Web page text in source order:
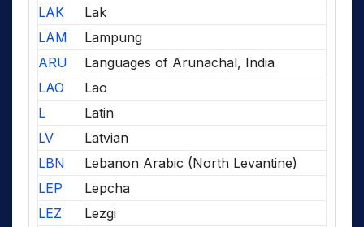
LAK
Lak
LAM
Lampung
ARU
Languages of Arunachal, India
LAO
Lao
L
Latin
LV
Latvian
LBN
Lebanon Arabic (North Levantine)
LEP
Lepcha
LEZ
Lezgi